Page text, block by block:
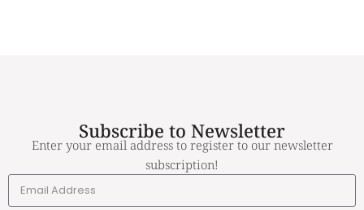
Subscribe to Newsletter
Enter your email address to register to our newsletter
subscription!